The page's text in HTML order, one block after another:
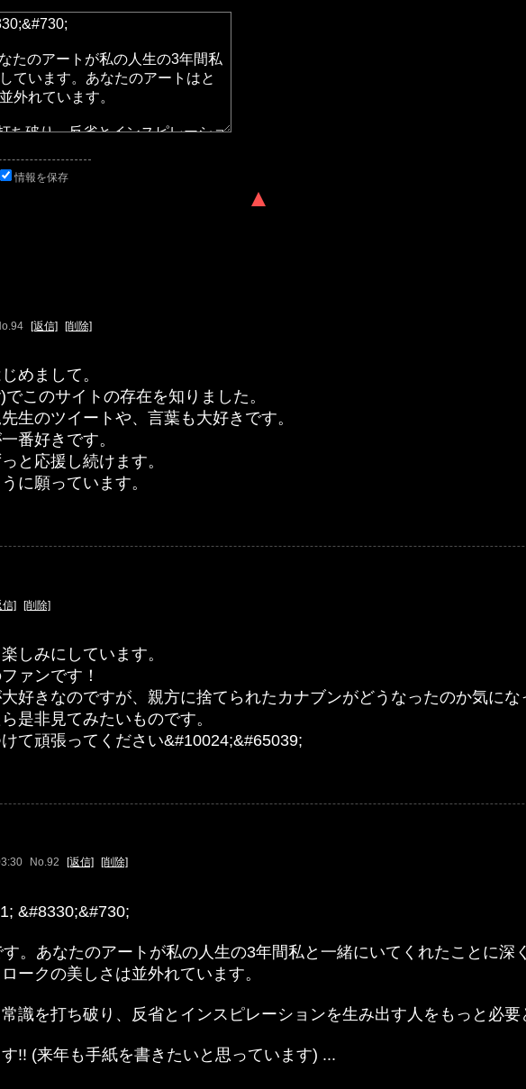
情報を保存
[返信] [削除]
めまして。
このサイトの存在を知りました。
生のツイートや、言葉も大好きです。
番好きです。
と応援し続けます。
に願っています。
信] [削除]
しみにしています。
ァンです！
好きなのですが、親方に捨てられたカナブンがどうなったのか気に
是非見てみたいものです。
て頑張ってください&#10024;&#65039;
No.92 [返信] [削除]
&#8330;&#730;
。あなたのアートが私の人生の3年間私と一緒にいてくれたことに深
ークの美しさは並外れています。
識を打ち破り、反省とインスピレーションを生み出す人をもっと必要
!! (来年も手紙を書きたいと思っています) ...